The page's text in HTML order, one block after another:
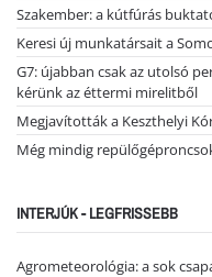
Szakember: a kútfúrás
Keresi új munkatársait a
G7: újabban csak az utolsó
kérünk az éttermi mirelitből
Megjavították a Keszthelyi
Még mindig
INTERJÚK - LEGFRISSEBB
Agrometeorológia: a sok